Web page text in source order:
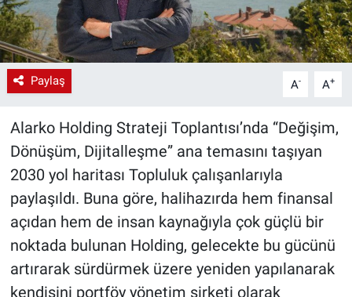
Paylaş A- A+
Alarko Holding Strateji Toplantısı’nda “Değişim,
Dönüşüm, Dijitalleşme” ana temasını taşıyan
2030 yol haritası Topluluk çalışanlarıyla
paylaşıldı. Buna göre, halihazırda hem finansal
açıdan hem de insan kaynağıyla çok güçlü bir
noktada bulunan Holding, gelecekte bu gücünü
artırarak sürdürmek üzere yeniden yapılanarak
kendisini portföy yönetim şirketi olarak